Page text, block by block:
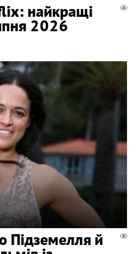
найкращі
2026
Підземелля й